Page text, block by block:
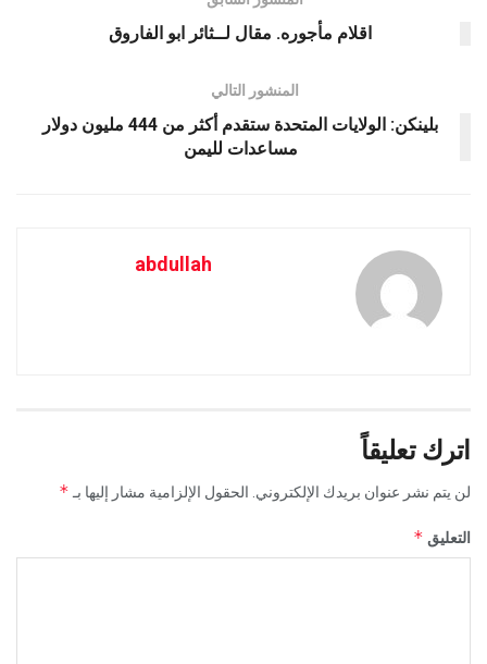
اقلام مأجوره. مقال لــثائر ابو الفاروق
المنشور التالي
بلينكن: الولايات المتحدة ستقدم أكثر من 444 مليون دولار
مساعدات لليمن
abdullah
اترك تعليقاً
لن يتم نشر عنوان بريدك الإلكتروني. الحقول الإلزامية مشار إليها بـ *
التعليق *